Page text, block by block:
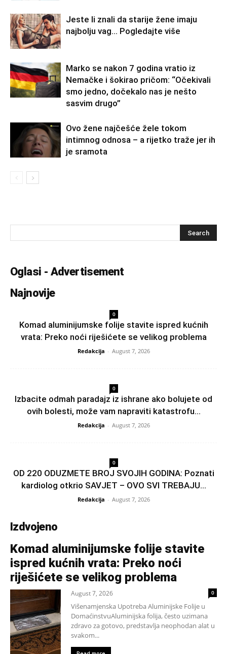
Jeste li znali da starije žene imaju
najbolju vag… Pogledajte više
Marko se nakon 7 godina vratio iz
Nemačke i šokirao pričom: “Očekivali
smo jedno, dočekalo nas je nešto
sasvim drugo”
Ovo žene najčešće žele tokom
intimnog odnosa – a rijetko traže jer ih
je sramota
Oglasi - Advertisement
Najnovije
0
Komad aluminijumske folije stavite ispred kućnih
vrata: Preko noći riješićete se velikog problema
Redakcija - August 7, 2026
0
Izbacite odmah paradajz iz ishrane ako bolujete od
ovih bolesti, može vam napraviti katastrofu...
Redakcija - August 7, 2026
0
OD 220 ODUZMETE BROJ SVOJIH GODINA: Poznati
kardiolog otkrio SAVJET – OVO SVI TREBAJU...
Redakcija - August 7, 2026
Izdvojeno
Komad aluminijumske folije stavite
ispred kućnih vrata: Preko noći
riješićete se velikog problema
August 7, 2026 0
Višenamjenska Upotreba Aluminijske Folije u
DomaćinstvuAluminijska folija, često uzimana
zdravo za gotovo, predstavlja neophodan alat u
svakom...